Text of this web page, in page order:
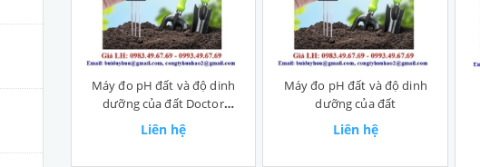
Máy đo pH đất và độ dinh
dưỡng của đất Doctor
Plant
Liên hệ
Máy đo pH đất và độ dinh
dưỡng của đất
Liên hệ